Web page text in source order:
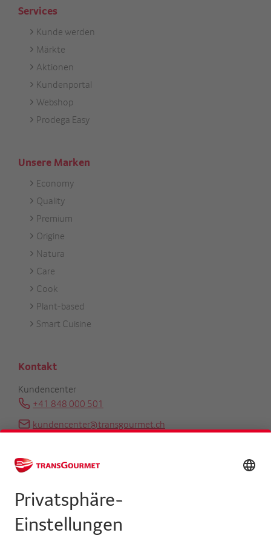
Services
Footer
Services
Kunde werden
Märkte
Aktionen
Kundenportal
Webshop
Prodega Easy
Unsere Marken
Footer
Unsere
Marken
Economy
Quality
Premium
Origine
Natura
Care
Cook
Plant-based
Smart Cuisine
Kontakt
Kundencenter
+41 848 000 501
kundencenter@transgourmet.ch
+41 31 858 48 48
info@transgourmet.ch
Select